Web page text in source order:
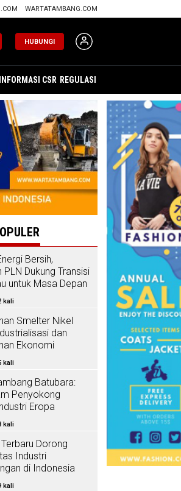
WARTATAMBANG.COM
HUBUNGI
INFORMASI CSR REGULASI
Bersih,
Dukung Transisi
untuk Masa Depan
kali
Smelter Nikel
dan
Ekonomi
kali
Batubara:
Penyokong
Eropa
kali
Dorong
Industri
di Indonesia
kali